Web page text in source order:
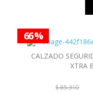
66 %
CALZADO
XTRA
$ 85.310